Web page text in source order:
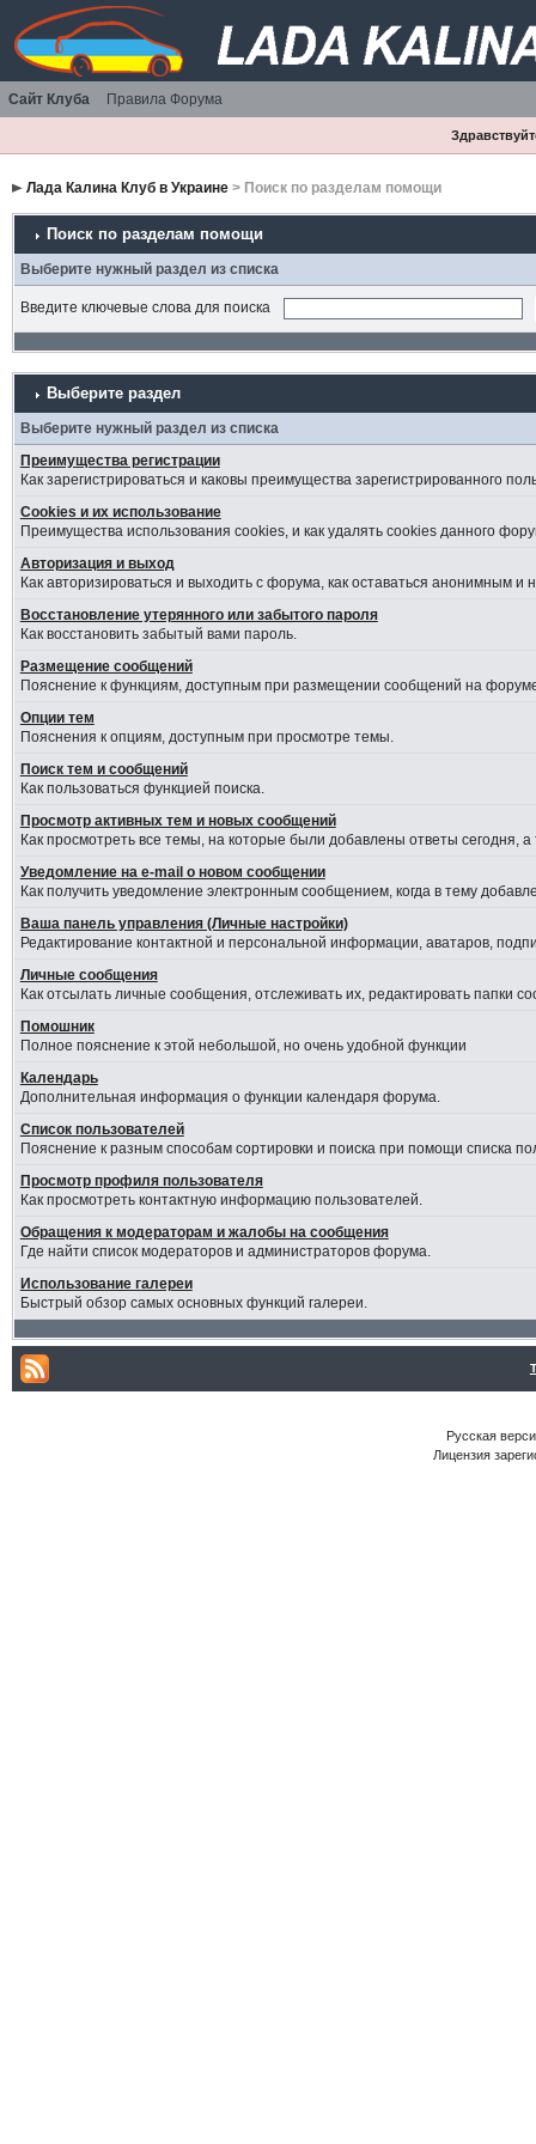
Сайт Клуба Правила Форума
Лада Калина Клуб в Украине> Поиск по разделам помощи
Поиск по разделам помощи
Выберите нужный раздел из списка
Введите ключевые слова для поиска
Выберите раздел
Выберите нужный раздел из списка
Преимущества регистрации
Как зарегистрироваться и каковы преимущества зарегистрированного
Cookies и их использование
Преимущества использования cookies, и как удалять cookies данного
Авторизация и выход
Как авторизироваться и выходить с форума, как оставаться анонимным
Восстановление утерянного или забытого пароля
Как восстановить забытый вами пароль.
Размещение сообщений
Пояснение к функциям, доступным при размещении сообщений на
Опции тем
Пояснения к опциям, доступным при просмотре темы.
Поиск тем и сообщений
Как пользоваться функцией поиска.
Просмотр активных тем и новых сообщений
Как просмотреть все темы, на которые были добавлены ответы сегодня,
Уведомление на е-mail о новом сообщении
Как получить уведомление электронным сообщением, когда в тему
Ваша панель управления (Личные настройки)
Редактирование контактной и персональной информации, аватаров,
Личные сообщения
Как отсылать личные сообщения, отслеживать их, редактировать папки
Помошник
Полное пояснение к этой небольшой, но очень удобной функции
Календарь
Дополнительная информация о функции календаря форума.
Список пользователей
Пояснение к разным способам сортировки и поиска при помощи списка
Просмотр профиля пользователя
Как просмотреть контактную информацию пользователей.
Обращения к модераторам и жалобы на сообщения
Где найти список модераторов и администраторов форума.
Использование галереи
Быстрый обзор самых основных функций галереи.
Русская
Лицензия